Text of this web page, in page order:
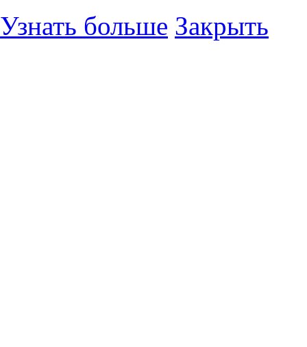
Узнать больше Закрыть